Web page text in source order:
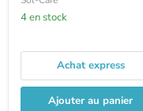
4 en stock
Achat express
Ajouter au panier